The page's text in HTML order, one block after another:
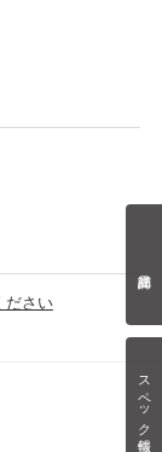
スペック情報
ださい